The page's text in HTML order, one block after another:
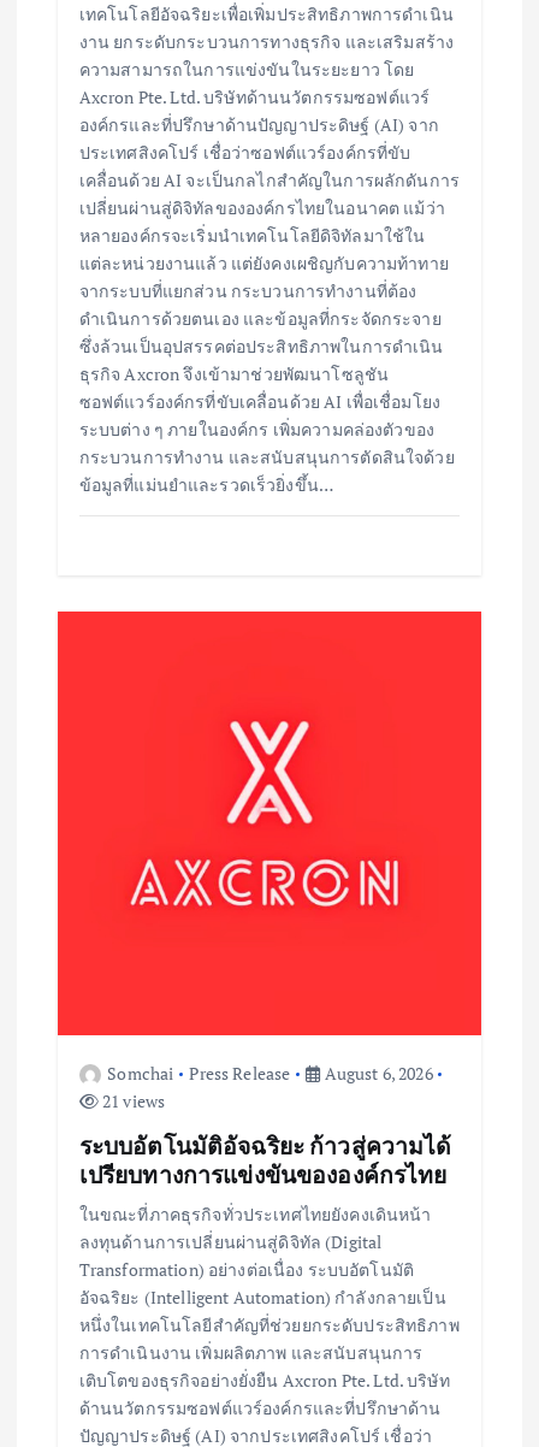
เทคโนโลยีอัจฉริยะเพื่อเพิ่มประสิทธิภาพการดำเนิน
งาน ยกระดับกระบวนการทางธุรกิจ และเสริมสร้าง
ความสามารถในการแข่งขันในระยะยาว โดย
Axcron Pte. Ltd. บริษัทด้านนวัตกรรมซอฟต์แวร์
องค์กรและที่ปรึกษาด้านปัญญาประดิษฐ์ (AI) จาก
ประเทศสิงคโปร์ เชื่อว่าซอฟต์แวร์องค์กรที่ขับ
เคลื่อนด้วย AI จะเป็นกลไกสำคัญในการผลักดันการ
เปลี่ยนผ่านสู่ดิจิทัลขององค์กรไทยในอนาคต แม้ว่า
หลายองค์กรจะเริ่มนำเทคโนโลยีดิจิทัลมาใช้ใน
แต่ละหน่วยงานแล้ว แต่ยังคงเผชิญกับความท้าทาย
จากระบบที่แยกส่วน กระบวนการทำงานที่ต้อง
ดำเนินการด้วยตนเอง และข้อมูลที่กระจัดกระจาย
ซึ่งล้วนเป็นอุปสรรคต่อประสิทธิภาพในการดำเนิน
ธุรกิจ Axcron จึงเข้ามาช่วยพัฒนาโซลูชัน
ซอฟต์แวร์องค์กรที่ขับเคลื่อนด้วย AI เพื่อเชื่อมโยง
ระบบต่าง ๆ ภายในองค์กร เพิ่มความคล่องตัวของ
กระบวนการทำงาน และสนับสนุนการตัดสินใจด้วย
ข้อมูลที่แม่นยำและรวดเร็วยิ่งขึ้น…
Somchai Press Release
August 6, 2026
21 views
ระบบอัตโนมัติอัจฉริยะ ก้าวสู่ความได้
เปรียบทางการแข่งขันขององค์กรไทย
ในขณะที่ภาคธุรกิจทั่วประเทศไทยยังคงเดินหน้า
ลงทุนด้านการเปลี่ยนผ่านสู่ดิจิทัล (Digital
Transformation) อย่างต่อเนื่อง ระบบอัตโนมัติ
อัจฉริยะ (Intelligent Automation) กำลังกลายเป็น
หนึ่งในเทคโนโลยีสำคัญที่ช่วยยกระดับประสิทธิภาพ
การดำเนินงาน เพิ่มผลิตภาพ และสนับสนุนการ
เติบโตของธุรกิจอย่างยั่งยืน Axcron Pte. Ltd. บริษัท
ด้านนวัตกรรมซอฟต์แวร์องค์กรและที่ปรึกษาด้าน
ปัญญาประดิษฐ์ (AI) จากประเทศสิงคโปร์ เชื่อว่า